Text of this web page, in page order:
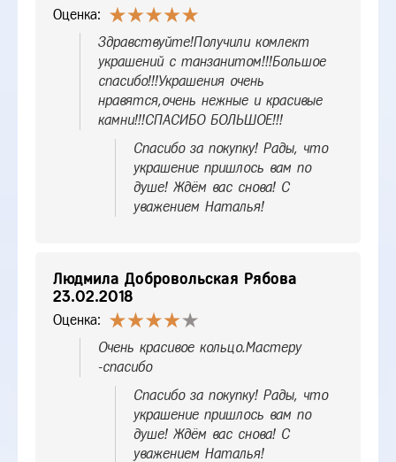
Оценка:
Здравствуйте!Получили комлект
украшений с танзанитом!!!Большое
спасибо!!!Украшения очень
нравятся,очень нежные и красивые
камни!!!СПАСИБО БОЛЬШОЕ!!!
Спасибо за покупку! Рады, что
украшение пришлось вам по
душе! Ждём вас снова! С
уважением Наталья!
Людмила Добровольская Рябова
23.02.2018
Оценка:
Очень красивое кольцо.Мастеру
-спасибо
Спасибо за покупку! Рады, что
украшение пришлось вам по
душе! Ждём вас снова! С
уважением Наталья!